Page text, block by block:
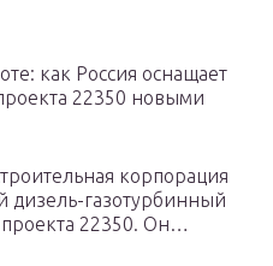
как Россия оснащает
22350 новыми
корпорация
дизель-газотурбинный
проекта 22350. Он…